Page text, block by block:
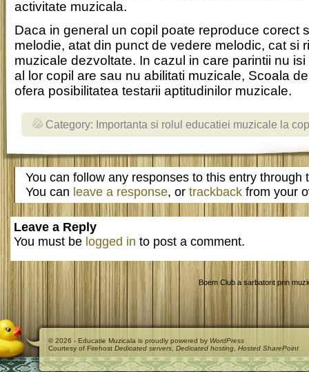
activitate muzicala.
Daca in general un copil poate reproduce corect
melodie, atat din punct de vedere melodic, cat si
muzicale dezvoltate. In cazul in care parintii nu
al lor copil are sau nu abilitati muzicale, Scoala
ofera posibilitatea testarii aptitudinilor muzicale.
Category: Importanta si rolul educatiei muzicale la
You can follow any responses to this entry through
You can leave a response, or trackback from your
Leave a Reply
You must be logged in to post a comment.
Boem Club a sarbatorit prin
© 2026 - Educatie Muzicala is proudly powered by WordPress
Courtesy of Firehost Dedicated servers Dedicated hosting Hosted SharePoint